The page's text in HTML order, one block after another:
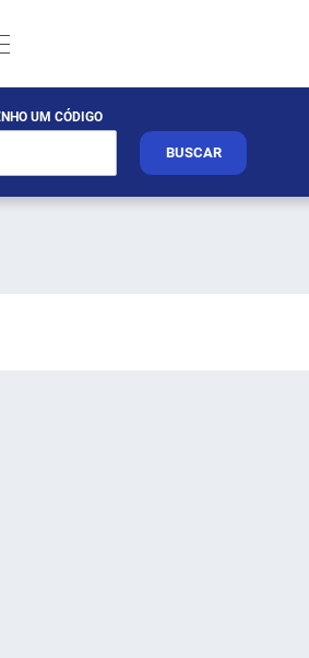
UM CÓDIGO
BUSCAR